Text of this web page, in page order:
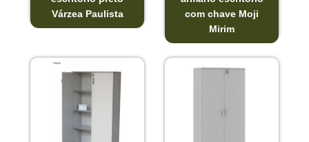
Várzea Paulista
com chave Moji
Mirim